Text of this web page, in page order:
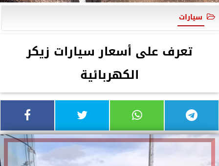
سيارات
تعرف على أسعار سيارات زيكر
الكهربائية